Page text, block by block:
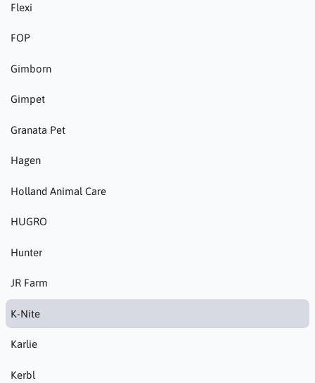
Flexi
FOP
Gimborn
Gimpet
Granata Pet
Hagen
Holland Animal Care
HUGRO
Hunter
JR Farm
K-Nite
Karlie
Kerbl